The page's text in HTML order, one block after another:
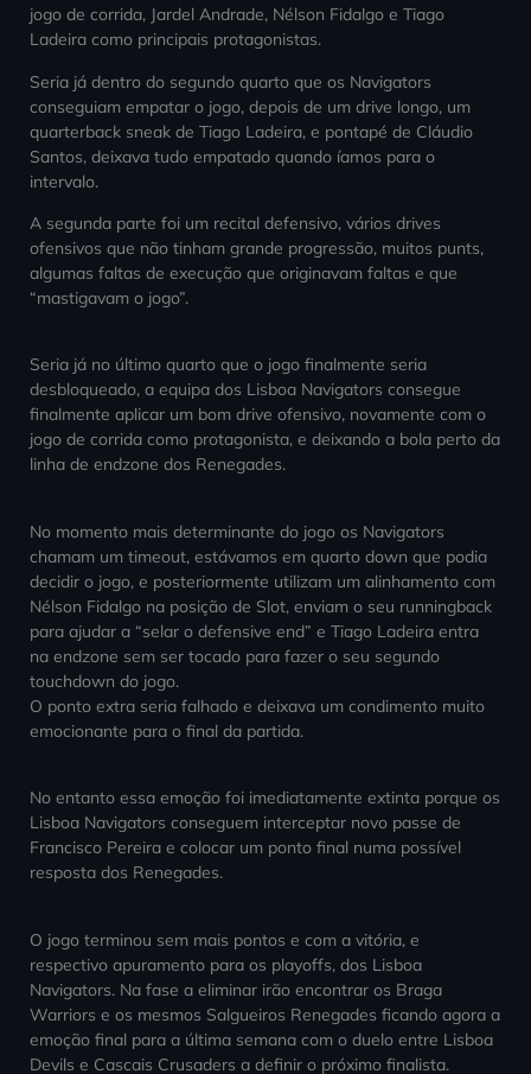
jogo de corrida, Jardel Andrade, Nélson Fidalgo e Tiago
Ladeira como principais protagonistas.
Seria já dentro do segundo quarto que os Navigators
conseguiam empatar o jogo, depois de um drive longo, um
quarterback sneak de Tiago Ladeira, e pontapé de Cláudio
Santos, deixava tudo empatado quando íamos para o
intervalo.
A segunda parte foi um recital defensivo, vários drives
ofensivos que não tinham grande progressão, muitos punts,
algumas faltas de execução que originavam faltas e que
“mastigavam o jogo”.
Seria já no último quarto que o jogo finalmente seria
desbloqueado, a equipa dos Lisboa Navigators consegue
finalmente aplicar um bom drive ofensivo, novamente com o
jogo de corrida como protagonista, e deixando a bola perto da
linha de endzone dos Renegades.
No momento mais determinante do jogo os Navigators
chamam um timeout, estávamos em quarto down que podia
decidir o jogo, e posteriormente utilizam um alinhamento com
Nélson Fidalgo na posição de Slot, enviam o seu runningback
para ajudar a “selar o defensive end” e Tiago Ladeira entra
na endzone sem ser tocado para fazer o seu segundo
touchdown do jogo.
O ponto extra seria falhado e deixava um condimento muito
emocionante para o final da partida.
No entanto essa emoção foi imediatamente extinta porque os
Lisboa Navigators conseguem interceptar novo passe de
Francisco Pereira e colocar um ponto final numa possível
resposta dos Renegades.
O jogo terminou sem mais pontos e com a vitória, e
respectivo apuramento para os playoffs, dos Lisboa
Navigators. Na fase a eliminar irão encontrar os Braga
Warriors e os mesmos Salgueiros Renegades ficando agora a
emoção final para a última semana com o duelo entre Lisboa
Devils e Cascais Crusaders a definir o próximo finalista.